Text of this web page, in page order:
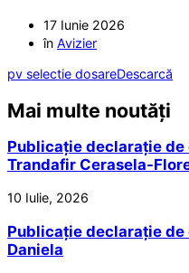
17 Iunie 2026
în Avizier
pv selectie dosareDescarcă
Mai multe noutăți
Publicație declarație de
Trandafir Cerasela-
10 Iulie, 2026
Publicație declarație de
Daniela